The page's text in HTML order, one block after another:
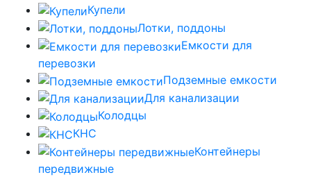
Купели
Лотки, поддоны
Емкости для
перевозки
Подземные емкости
Для канализации
Колодцы
КНС
Контейнеры
передвижные